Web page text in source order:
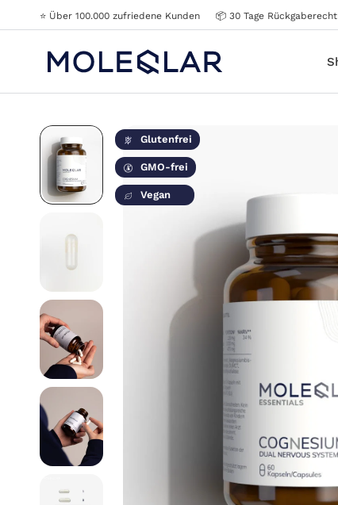
⭐️ Über 100.000 zufriedene Kunden 📦 30 Tage Rückgaberecht
Glutenfrei
GMO-frei
Vegan